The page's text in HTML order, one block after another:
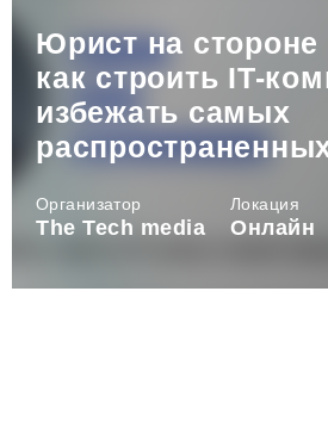
Юрист на
как строить IT-
избежать самых
Организатор
The Tech media
Локация
Онлайн